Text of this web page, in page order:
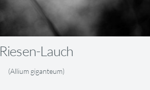
Riesen-Lauch
(Allium giganteum)